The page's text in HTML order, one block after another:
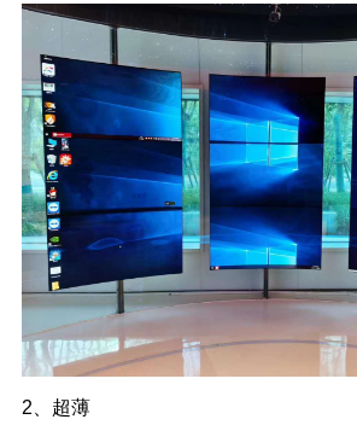
2、超薄